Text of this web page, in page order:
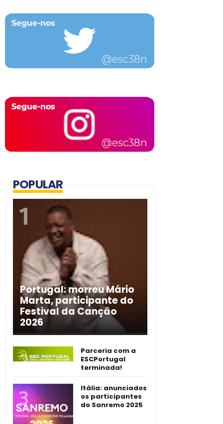
POPULAR
Portugal: morreu Mário
Marta, participante do
Festival da Canção
2026
Parceria com a
ESCPortugal
terminada!
Itália: anunciados
os participantes
do Sanremo 2025